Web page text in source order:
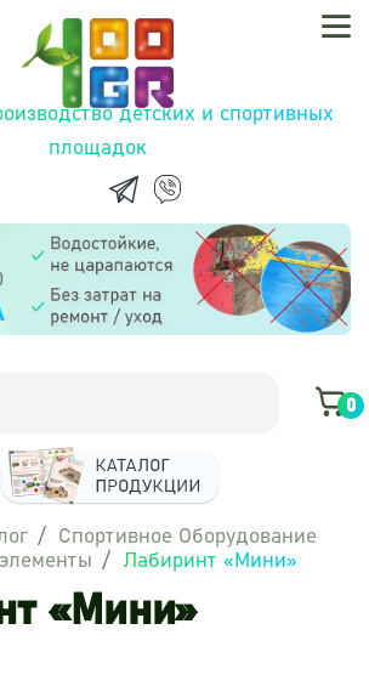
детских и спортивных
площадок
0
Спортивное Оборудование
Лабиринт «Мини»
«Мини»